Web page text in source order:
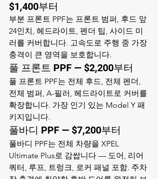
$1,400부터
부분 프론트 PPF는 프론트 범퍼, 후드 앞
24인치, 헤드라이트, 펜더 팁, 사이드 미
러를 커버합니다. 고속도로 주행 중 가장
충격이 큰 영역을 보호합니다.
풀 프론트 PPF — $2,200부터
풀 프론트 PPF는 전체 후드, 전체 펜더,
전체 범퍼, A-필러, 헤드라이트로 커버를
확장합니다. 가장 인기 있는 Model Y 패
키지입니다.
풀바디 PPF — $7,200부터
풀바디 PPF는 전체 차량을 XPEL
Ultimate Plus로 감쌉니다 — 도어, 리어
쿼터, 루프, 트렁크, 로커 패널 포함. 주차